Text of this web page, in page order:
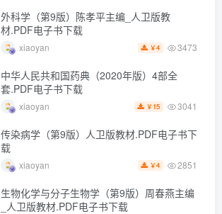
外科学（第9版）陈孝平主编_人卫版教
材.PDF电子书下载
xiaoyan ￥4 3473
中华人民共和国药典（2020年版）4部全
套.PDF电子书下载
xiaoyan ￥ 15 3041
传染病学（第9版）人卫版教材.PDF电子书下
载
xiaoyan ￥4 2851
生物化学与分子生物学（第9版）周春燕主编
_人卫版教材.PDF电子书下载